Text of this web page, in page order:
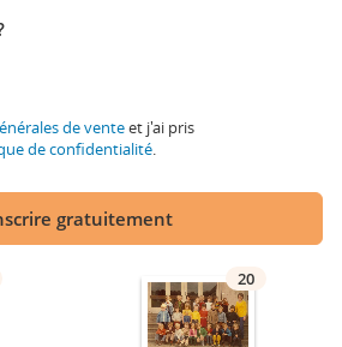
de venteet j'ai pris
de confidentialité.
gratuitement
20